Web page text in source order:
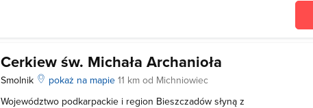
Cerkiew św. Michała Archanioła
Smolnik pokaż na mapie11 km od Michniowiec
Województwo podkarpackie i region Bieszczadów słyną z